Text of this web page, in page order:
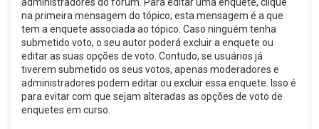
administradores do fórum. Para editar uma enquete, clique
na primeira mensagem do tópico; esta mensagem é a que
tem a enquete associada ao tópico. Caso ninguém tenha
submetido voto, o seu autor poderá excluir a enquete ou
editar as suas opções de voto. Contudo, se usuários já
tiverem submetido os seus votos, apenas moderadores e
administradores podem editar ou excluir essa enquete. Isso é
para evitar com que sejam alteradas as opções de voto de
enquetes em curso.